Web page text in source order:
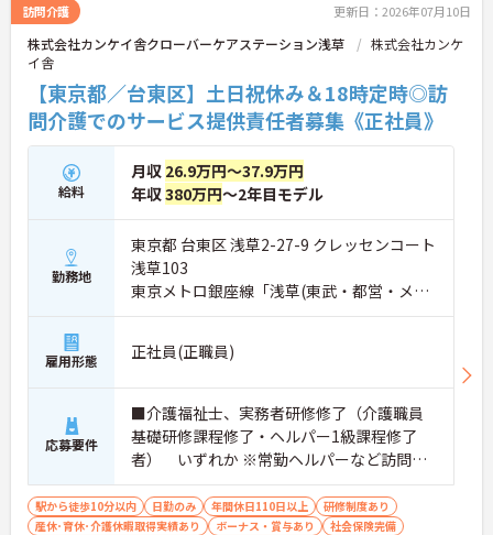
訪問介護 更新日：2026年07月10日
株式会社カンケイ舎クローバーケアステーション浅草
株式会社カンケ
イ舎
【東京都／台東区】土日祝休み＆18時定時◎訪
問介護でのサービス提供責任者募集《正社員》
給料
月収 26.9万円～37.9万円
年収380万円～2年目モデル
勤務地
東京都 台東区 浅草2-27-9 クレッセンコート
浅草103
東京メトロ銀座線「浅草(東武・都営・メト
ロ)駅」徒歩6分
雇用形態 正社員(正職員)
応募要件
■介護福祉士、実務者研修修了（介護職員
基礎研修課程修了・ヘルパー1級課程修了
者） いずれか ※常勤ヘルパーなど訪問介
護のご経験がある方、サービス提供責任者
のご経験がある方尚可
駅から徒歩10分以内 日勤のみ 年間休日110日以上
研修制度あり
産休･育休･介護休暇取得実績あり
ボーナス・賞与あり
社会保険完備